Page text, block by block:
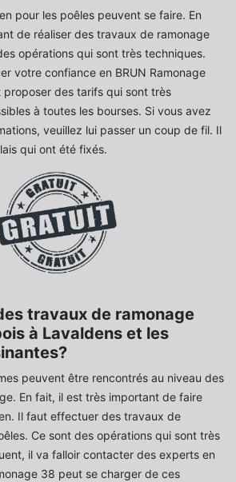
pour les poêles peuvent se faire. En
de réaliser des travaux de ramonage
opérations qui sont très techniques.
votre confiance en BRUN Ramonage
des tarifs qui sont très
à toutes les bourses. Si vous avez
veuillez lui passer un coup de fil. Il
qui ont été fixés.
travaux de ramonage
à Lavaldens et les
peuvent être rencontrés au niveau des
En fait, il est très important de faire
Il faut effectuer des travaux de
Ce sont des opérations qui sont très
il va falloir contacter des experts en
38 peut se charger de ces